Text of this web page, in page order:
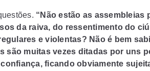
“Não estão as assembleias
da raiva, do ressentimento do
e violentas? Não é bem
são muitas vezes ditadas por uns
ficando obviamente